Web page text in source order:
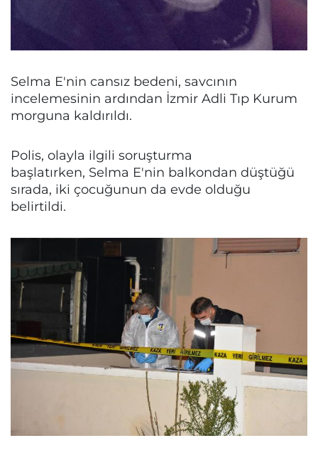
Selma E'nin cansız bedeni, savcının
incelemesinin ardından İzmir Adli Tıp Kurum
morguna kaldırıldı.
Polis, olayla ilgili soruşturma
başlatırken, Selma E'nin balkondan düştüğü
sırada, iki çocuğunun da evde olduğu
belirtildi.